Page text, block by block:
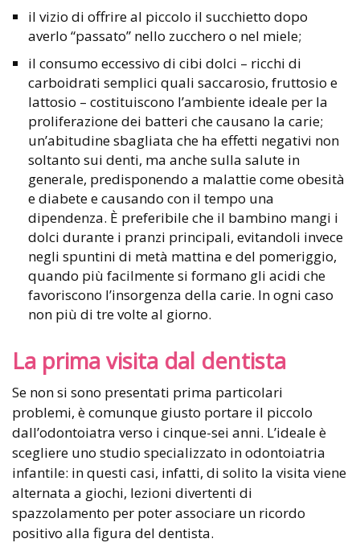
il vizio di offrire al piccolo il succhietto dopo
averlo “passato” nello zucchero o nel miele;
il consumo eccessivo di cibi dolci – ricchi di
carboidrati semplici quali saccarosio, fruttosio e
lattosio – costituiscono l’ambiente ideale per la
proliferazione dei batteri che causano la carie;
un’abitudine sbagliata che ha effetti negativi non
soltanto sui denti, ma anche sulla salute in
generale, predisponendo a malattie come obesità
e diabete e causando con il tempo una
dipendenza. È preferibile che il bambino mangi i
dolci durante i pranzi principali, evitandoli invece
negli spuntini di metà mattina e del pomeriggio,
quando più facilmente si formano gli acidi che
favoriscono l’insorgenza della carie. In ogni caso
non più di tre volte al giorno.
La prima visita dal dentista
Se non si sono presentati prima particolari
problemi, è comunque giusto portare il piccolo
dall’odontoiatra verso i cinque-sei anni. L’ideale è
scegliere uno studio specializzato in odontoiatria
infantile: in questi casi, infatti, di solito la visita viene
alternata a giochi, lezioni divertenti di
spazzolamento per poter associare un ricordo
positivo alla figura del dentista.